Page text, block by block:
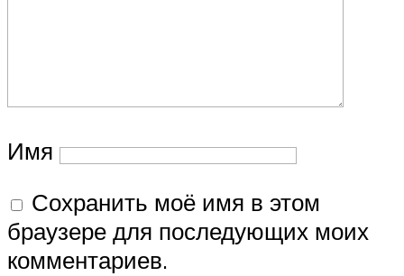
Имя
Сохранить моё имя в этом
браузере для последующих моих
комментариев.